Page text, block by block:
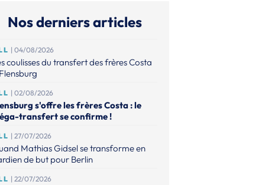
Nos derniers articles
| 04/08/2026
coulisses du transfert des frères Costa
| 02/08/2026
s'offre les frères Costa : le
transfert se confirme !
| 27/07/2026
Mathias Gidsel se transforme en
de but pour Berlin
| 22/07/2026